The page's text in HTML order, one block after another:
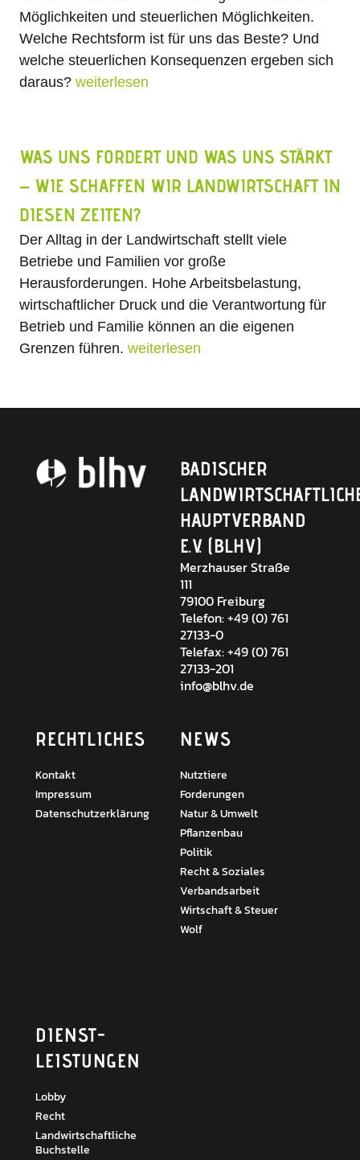
Möglichkeiten und steuerlichen Möglichkeiten.
Welche Rechtsform ist für uns das Beste? Und
welche steuerlichen Konsequenzen ergeben sich
daraus?weiterlesen
WAS UNS FORDERT UND WAS UNS STÄRKT
– WIE SCHAFFEN WIR LANDWIRTSCHAFT IN
DIESEN ZEITEN?
Der Alltag in der Landwirtschaft stellt viele
Betriebe und Familien vor große
Herausforderungen. Hohe Arbeitsbelastung,
wirtschaftlicher Druck und die Verantwortung für
Betrieb und Familie können an die eigenen
Grenzen führen. weiterlesen
BADISCHER
HAUPTVERBAND
E.V. (BLHV)
Merzhauser Straße
111
79100 Freiburg
Telefon: +49 (0) 761
27133-0
Telefax: +49 (0) 761
27133-201
info@blhv.de
RECHTLICHES
Kontakt
Impressum
Datenschutzerklärung
NEWS
Nutztiere
Forderungen
Natur & Umwelt
Pflanzenbau
Politik
Recht & Soziales
Verbandsarbeit
Wirtschaft & Steuer
Wolf
DIENST­
LEISTUNGEN
Lobby
Recht
Landwirtschaftliche
Buchstelle